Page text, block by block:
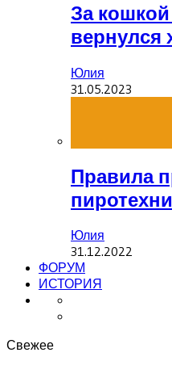
За
вернулся
Юлия
31.05.2023
Правила
Юлия
31.12.2022
ФОРУМ
ИСТОРИЯ
Свежее